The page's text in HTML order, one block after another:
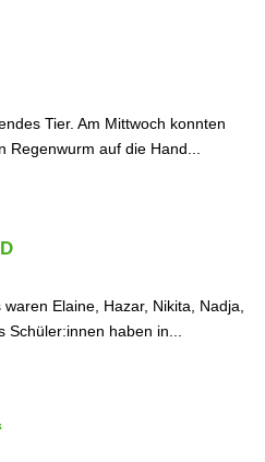
Tier. Am Mittwoch konnten
auf die Hand...
Elaine, Hazar, Nikita, Nadja,
haben in...